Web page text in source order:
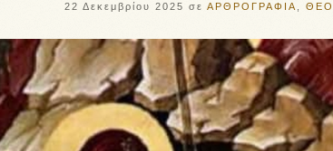
22 Δεκεμβρίου 2025 σε ΑΡΘΡΟΓΡΑΦΙΑ